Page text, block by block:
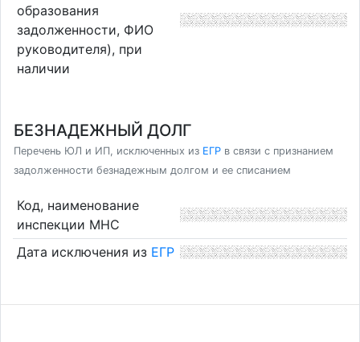
образования
задолженности, ФИО
руководителя), при
наличии
БЕЗНАДЕЖНЫЙ ДОЛГ
Перечень ЮЛ и ИП, исключенных из ЕГР в связи с признанием
задолженности безнадежным долгом и ее списанием
Код, наименование
инспекции МНС
Дата исключения из ЕГР